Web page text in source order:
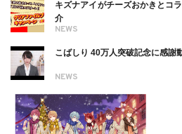
NEWS
キズナアイがチーズおかきとコ
介
NEWS
こばしり 40万人突破記念に感謝